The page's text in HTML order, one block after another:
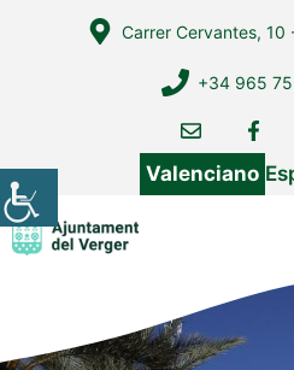
Carrer Cervantes, 10
+34 965
Valenciano